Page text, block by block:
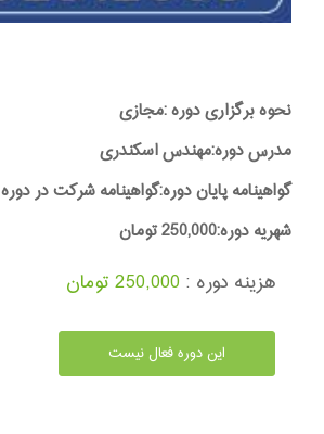
نحوه برگزاری دوره :مجازی
مدرس دوره:مهندس اسکندری
گواهینامه پایان دوره:گواهینامه شرکت در دوره
شهریه دوره:250,000 تومان
هزینه دوره : 250,000 تومان
این دوره فعال نیست